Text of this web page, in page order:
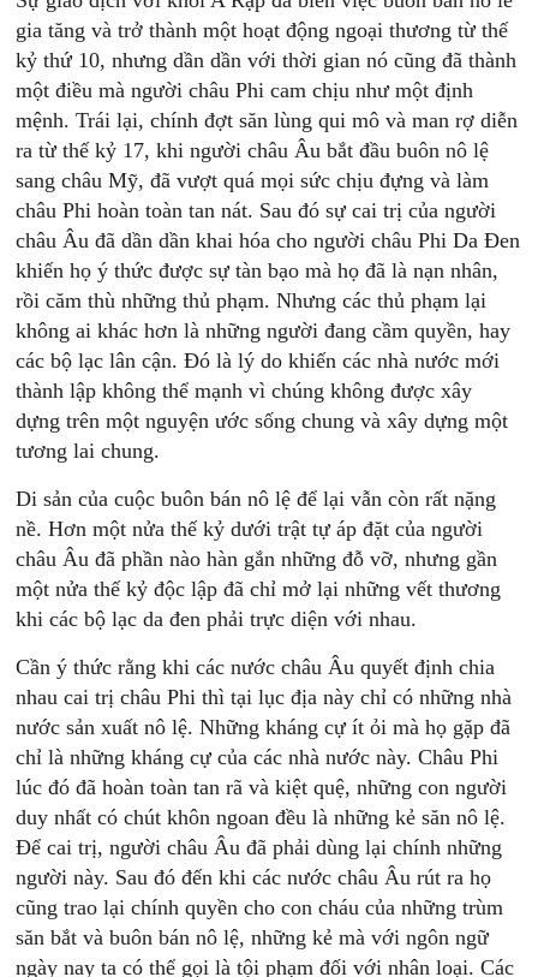
gia tăng và trở thành một hoạt động ngoại thương từ thế
kỷ thứ 10, nhưng dần dần với thời gian nó cũng đã thành
một điều mà người châu Phi cam chịu như một định
mệnh. Trái lại, chính đợt săn lùng qui mô và man rợ diễn
ra từ thế kỷ 17, khi người châu Âu bắt đầu buôn nô lệ
sang châu Mỹ, đã vượt quá mọi sức chịu đựng và làm
châu Phi hoàn toàn tan nát. Sau đó sự cai trị của người
châu Âu đã dần dần khai hóa cho người châu Phi Da Đen
khiến họ ý thức được sự tàn bạo mà họ đã là nạn nhân,
rồi căm thù những thủ phạm. Nhưng các thủ phạm lại
không ai khác hơn là những người đang cầm quyền, hay
các bộ lạc lân cận. Đó là lý do khiến các nhà nước mới
thành lập không thể mạnh vì chúng không được xây
dựng trên một nguyện ước sống chung và xây dựng một
tương lai chung.
Di sản của cuộc buôn bán nô lệ để lại vẫn còn rất nặng
nề. Hơn một nửa thế kỷ dưới trật tự áp đặt của người
châu Âu đã phần nào hàn gắn những đỗ vỡ, nhưng gần
một nửa thế kỷ độc lập đã chỉ mở lại những vết thương
khi các bộ lạc da đen phải trực diện với nhau.
Cần ý thức rằng khi các nước châu Âu quyết định chia
nhau cai trị châu Phi thì tại lục địa này chỉ có những nhà
nước sản xuất nô lệ. Những kháng cự ít ỏi mà họ gặp đã
chỉ là những kháng cự của các nhà nước này. Châu Phi
lúc đó đã hoàn toàn tan rã và kiệt quệ, những con người
duy nhất có chút khôn ngoan đều là những kẻ săn nô lệ.
Để cai trị, người châu Âu đã phải dùng lại chính những
người này. Sau đó đến khi các nước châu Âu rút ra họ
cũng trao lại chính quyền cho con cháu của những trùm
săn bắt và buôn bán nô lệ, những kẻ mà với ngôn ngữ
ngày nay ta có thể gọi là tội phạm đối với nhân loại. Các